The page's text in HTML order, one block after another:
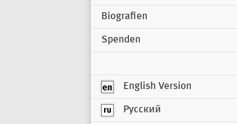
Biografien
Spenden
English Version
Русский